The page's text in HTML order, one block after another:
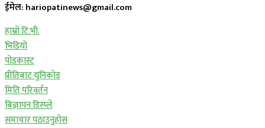
ईमेल: hariopatinews@gmail.com
हाम्रो टि.भी.
भिडियो
पोडकास्ट
प्रीतिबाट युनिकोड
मिति परिवर्तन
बिज्ञापन डिस्प्ले
समाचार पठाउनुहोस